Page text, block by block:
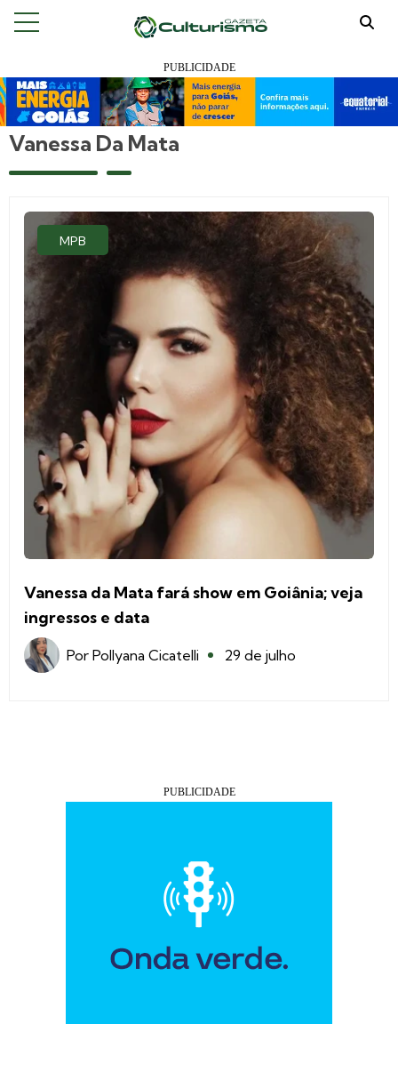
Vanessa Da Mata
MPB
Vanessa da Mata fará show em Goiânia; veja
ingressos e data
Por Pollyana Cicatelli 29 de julho